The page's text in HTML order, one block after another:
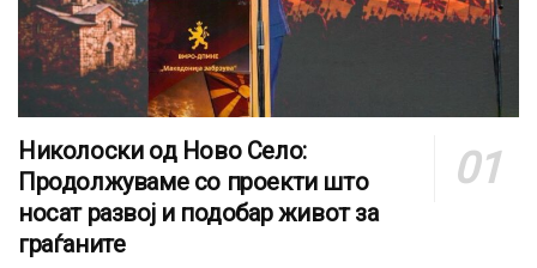
Николоски од Ново Село:
Продолжуваме со проекти што
носат развој и подобар живот за
граѓаните